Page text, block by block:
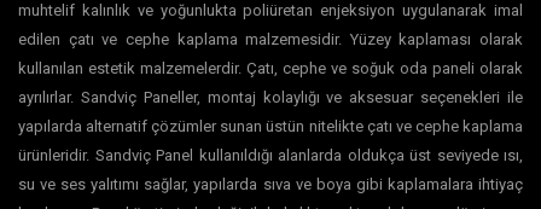
muhtelif kalınlık ve yoğunlukta poliüretan enjeksiyon uygulanarak imal
edilen çatı ve cephe kaplama malzemesidir. Yüzey kaplaması olarak
kullanılan estetik malzemelerdir. Çatı, cephe ve soğuk oda paneli olarak
ayrılırlar. Sandviç Paneller, montaj kolaylığı ve aksesuar seçenekleri ile
yapılarda alternatif çözümler sunan üstün nitelikte çatı ve cephe kaplama
ürünleridir. Sandviç Panel kullanıldığı alanlarda oldukça üst seviyede ısı,
su ve ses yalıtımı sağlar, yapılarda sıva ve boya gibi kaplamalara ihtiyaç